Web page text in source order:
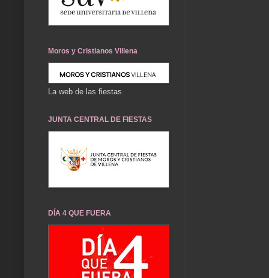
Moros y Cristianos Villena
La web de las fiestas
JUNTA CENTRAL DE FIESTAS
DÍA 4 QUE FUERA